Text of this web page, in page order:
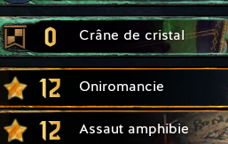
0 Crâne de cristal
12 Oniromancie
12 Assaut amphibie